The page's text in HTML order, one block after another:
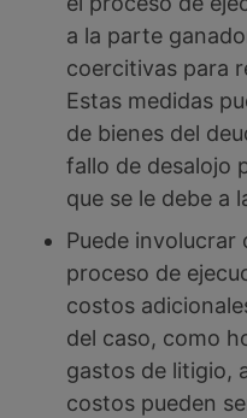
a la parte
coercitivas para
Estas medidas
de bienes del
fallo de desalojo
que se le debe a
Puede involucrar
proceso de
costos
del caso, como
gastos de litigio,
costos pueden